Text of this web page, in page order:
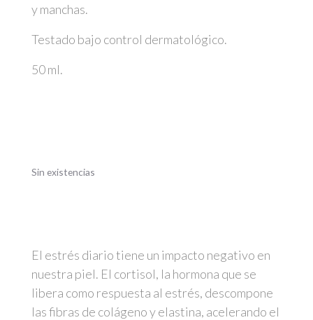
y manchas.
Testado bajo control dermatológico.
50 ml.
Sin existencias
El estrés diario tiene un impacto negativo en
nuestra piel. El cortisol, la hormona que se
libera como respuesta al estrés, descompone
las fibras de colágeno y elastina, acelerando el